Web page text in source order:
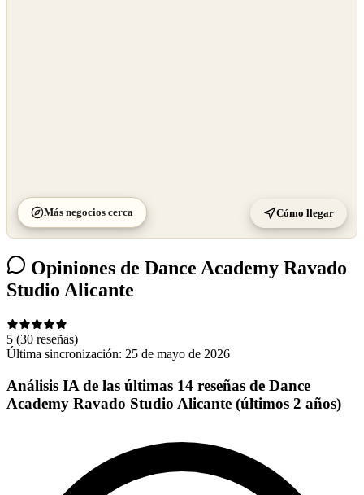
Más negocios cerca Cómo llegar
Opiniones de Dance Academy Ravado
Studio Alicante
5 (30 reseñas)
Última sincronización: 25 de mayo de 2026
Análisis IA de las últimas 14 reseñas de Dance
Academy Ravado Studio Alicante (últimos 2 años)